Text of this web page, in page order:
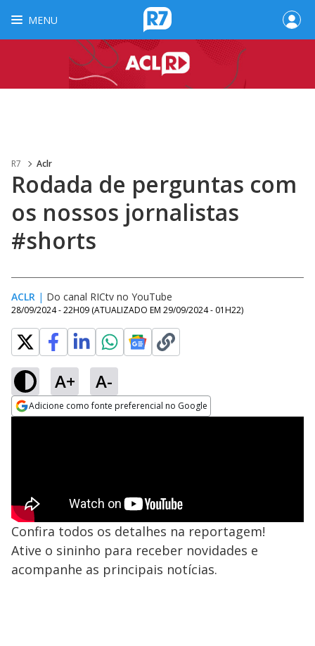
MENU
R7 Aclr
Rodada de perguntas com
os nossos jornalistas
#shorts
ACLR | Do canal RICtv no YouTube
28/09/2024 - 22H09 (ATUALIZADO EM 29/09/2024 - 01H22)
A+ A-
Adicione como fonte preferencial no Google
Confira todos os detalhes na reportagem!
Ative o sininho para receber novidades e
acompanhe as principais notícias.